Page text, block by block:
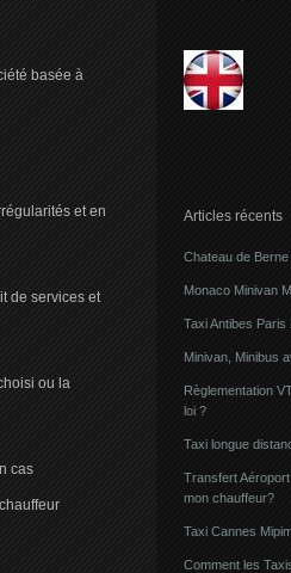
basée à
et en
de services et
ou la
cas
Articles récents
Chateau de
Monaco Minivan
Taxi Antibes Paris
Minivan, Minibus
Règlementation
loi ?
Taxi longue
Transfert
mon chauffeur?
Taxi Cannes
Comment les